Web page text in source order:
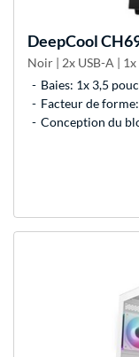
DeepCool
Noir | 2x USB-A |
Baies: 1x 3,5
Facteur de
Conception du